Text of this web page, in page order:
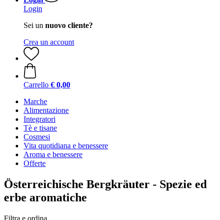
Login
Sei un nuovo cliente?
Crea un account
Carrello € 0,00
Marche
Alimentazione
Integratori
Tè e tisane
Cosmesi
Vita quotidiana e benessere
Aroma e benessere
Offerte
Österreichische Bergkräuter - Spezie ed
erbe aromatiche
Filtra e ordina